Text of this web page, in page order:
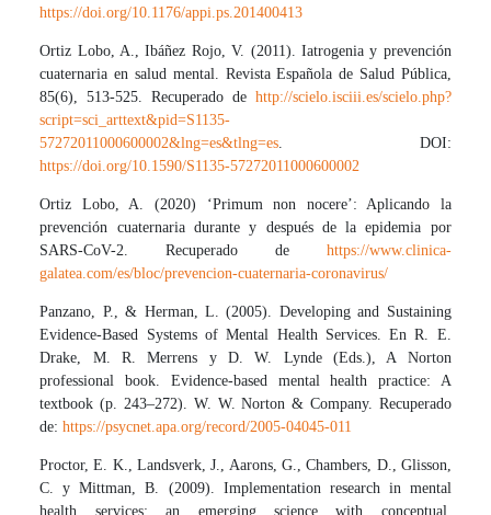
https://doi.org/10.1176/appi.ps.201400413
Ortiz Lobo, A., Ibáñez Rojo, V. (2011). Iatrogenia y prevención
cuaternaria en salud mental. Revista Española de Salud Pública,
85(6), 513-525. Recuperado de http://scielo.isciii.es/scielo.php?
script=sci_arttext&pid=S1135-
57272011000600002&lng=es&tlng=es. DOI:
https://doi.org/10.1590/S1135-57272011000600002
Ortiz Lobo, A. (2020) ‘Primum non nocere’: Aplicando la
prevención cuaternaria durante y después de la epidemia por
SARS-CoV-2. Recuperado de https://www.clinica-
galatea.com/es/bloc/prevencion-cuaternaria-coronavirus/
Panzano, P., & Herman, L. (2005). Developing and Sustaining
Evidence-Based Systems of Mental Health Services. En R. E.
Drake, M. R. Merrens y D. W. Lynde (Eds.), A Norton
professional book. Evidence-based mental health practice: A
textbook (p. 243–272). W. W. Norton & Company. Recuperado
de:https://psycnet.apa.org/record/2005-04045-011
Proctor, E. K., Landsverk, J., Aarons, G., Chambers, D., Glisson,
C. y Mittman, B. (2009). Implementation research in mental
health services: an emerging science with conceptual,